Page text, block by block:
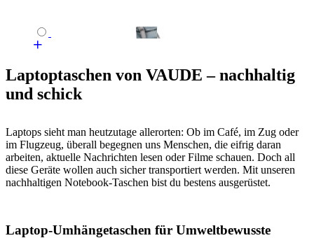
Laptoptaschen von VAUDE – nachhaltig
und schick
Laptops sieht man heutzutage allerorten: Ob im Café, im Zug oder
im Flugzeug, überall begegnen uns Menschen, die eifrig daran
arbeiten, aktuelle Nachrichten lesen oder Filme schauen. Doch all
diese Geräte wollen auch sicher transportiert werden. Mit unseren
nachhaltigen Notebook-Taschen bist du bestens ausgerüstet.
Laptop-Umhängetaschen für Umweltbewusste